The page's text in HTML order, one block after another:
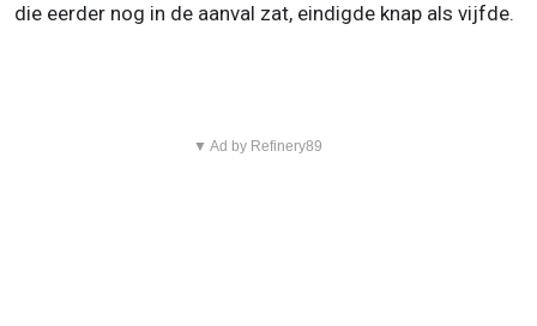
die eerder nog in de aanval zat, eindigde knap als vijfde.
▼ Ad by Refinery89